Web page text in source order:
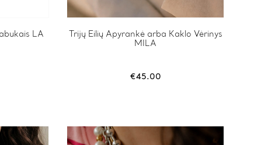
LA
Trijų Eilių Apyrankė arba Kaklo Vėrinys
MILA
€45.00